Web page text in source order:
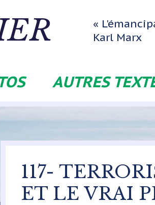
«
Karl Marx
AUTRES
117-
ET LE VRAI